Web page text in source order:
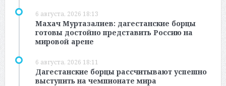
6 августа, 2026 18:13
Махач Муртазалиев: дагестанские борцы
готовы достойно представить Россию на
мировой арене
6 августа, 2026 18:11
Дагестанские борцы рассчитывают успешно
выступить на чемпионате мира